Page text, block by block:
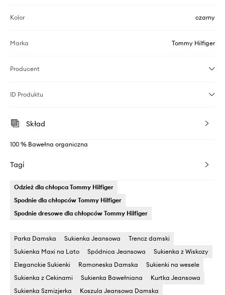
Kolor czarny
Marka Tommy Hilfiger
Producent
ID Produktu
Skład
100 % Bawełna organiczna
Tagi
Odzież dla chłopca Tommy Hilfiger
Spodnie dla chłopców Tommy Hilfiger
Spodnie dresowe dla chłopców Tommy Hilfiger
Parka Damska Sukienka Jeansowa
Trencz damski
Sukienka Maxi na Lato
Spódnica Jeansowa
Sukienka z Wiskozy
Eleganckie Sukienki
Ramoneska Damska
Sukienki na wesele
Sukienka z Cekinami
Sukienka Bawełniana
Kurtka Jeansowa
Sukienka Szmizjerka
Koszula Jeansowa Damska